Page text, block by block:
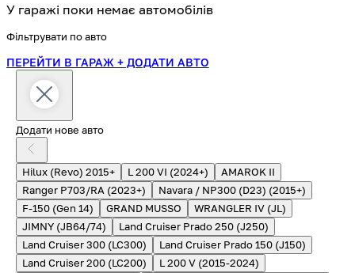
У гаражі поки немає автомобілів
Фільтрувати по авто
ПЕРЕЙТИ В ГАРАЖ + ДОДАТИ АВТО
Додати нове авто
Hilux (Revo) 2015+ L 200 VI (2024+)
AMAROK II
Ranger P703/RA (2023+)
Navara / NP300 (D23) (2015+)
F-150 (Gen 14)
GRAND MUSSO
WRANGLER IV (JL)
JIMNY (JB64/74)
Land Cruiser Prado 250 (J250)
Land Cruiser 300 (LC300)
Land Cruiser Prado 150 (J150)
Land Cruiser 200 (LC200)
L 200 V (2015-2024)